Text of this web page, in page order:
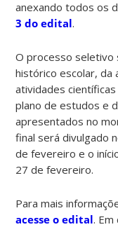
anexando todos os
3 do edital.
O processo seletivo
histórico escolar, da
atividades
plano de estudos e
apresentados no
final será divulgado
de fevereiro e o
27 de fevereiro.
Para mais
acesse o edital.